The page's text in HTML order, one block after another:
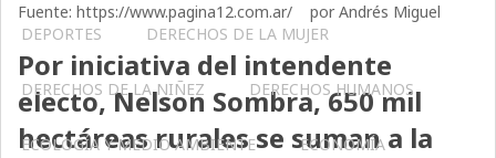
DEPORTES DERECHOS DE LA MUJER
DERECHOS DE LA NIÑEZ DERECHOS HUMANOS
ECOLOGÍA Y MEDIO AMBIENTE ECONOMÍA
Fuente: https://www.pagina12.com.ar/ por Andrés Miguel
Por iniciativa del intendente
electo, Nelson Sombra, 650 mil
hectáreas rurales se suman a la